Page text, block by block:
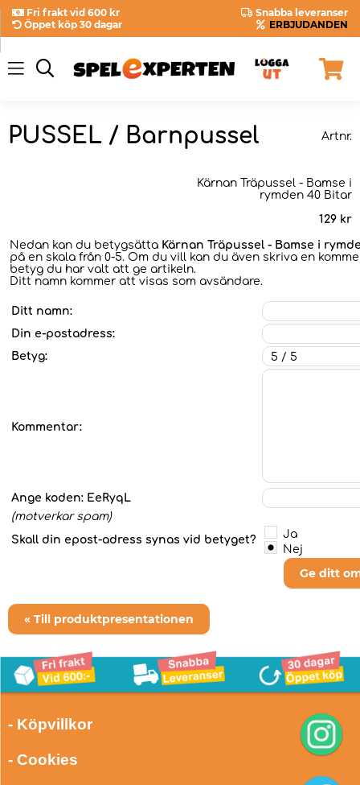
Fri frakt vid 600 kr
Snabba leveranser
Öppet köp 30 dagar
ERBJUDANDEN
PUSSEL / Barnpussel Artnr.
Kärnan Träpussel - Bamse i
rymden 40 Bitar
129 kr
Nedan kan du betygsätta Kärnan Träpussel - Bamse i
på en skala från 0-5. Om du vill kan du även skriva en
betyg du har valt att ge artikeln.
Ditt namn kommer att visas som avsändare.
Ditt namn:
Din e-postadress:
Betyg:
Kommentar:
Ange koden: EeRyqL
(motverkar spam)
Skall din epost-adress synas vid betyget?
Ja
Nej
Ge ditt
« Till produktpresentationen
- Köpvillkor
- Cookies